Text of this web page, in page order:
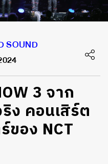
SOUND
3 จาก
ง คอนเสิร์ต
ของ NCT